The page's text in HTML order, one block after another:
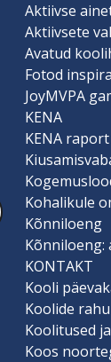
Aktiivse
Aktiivsete
Avatud
Fotod
JoyMVPA
KENA
KENA raport
Kohalikule
Kõnniloeng
KONTAKT
Kooli
Koolide
Koolitused
Koos